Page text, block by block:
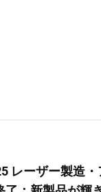
レーザー製造